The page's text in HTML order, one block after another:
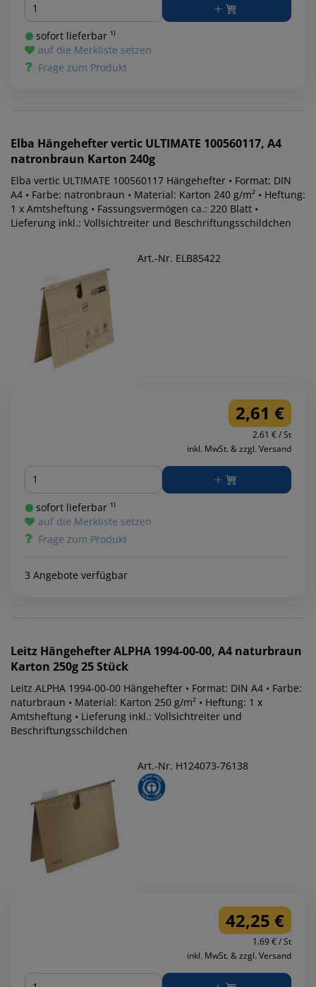
sofort lieferbar ¹⁾
auf die Merkliste setzen
Frage zum Produkt
Elba Hängehefter vertic ULTIMATE 100560117, A4
natronbraun Karton 240g
Elba vertic ULTIMATE 100560117 Hängehefter • Format: DIN
A4 • Farbe: natronbraun • Material: Karton 240 g/m² • Heftung:
1 x Amtsheftung • Fassungsvermögen ca.: 220 Blatt •
Lieferung inkl.: Vollsichtreiter und Beschriftungsschildchen
Art.-Nr. ELB85422
2,61 €
2.61 € / St
inkl. MwSt. & zzgl. Versand
Menge
sofort lieferbar ¹⁾
auf die Merkliste setzen
Frage zum Produkt
3 Angebote verfügbar
Leitz Hängehefter ALPHA 1994-00-00, A4 naturbraun
Karton 250g 25 Stück
Leitz ALPHA 1994-00-00 Hängehefter • Format: DIN A4 • Farbe:
naturbraun • Material: Karton 250 g/m² • Heftung: 1 x
Amtsheftung • Lieferung inkl.: Vollsichtreiter und
Beschriftungsschildchen
Art.-Nr. H124073-76138
42,25 €
1.69 € / St
inkl. MwSt. & zzgl. Versand
Menge